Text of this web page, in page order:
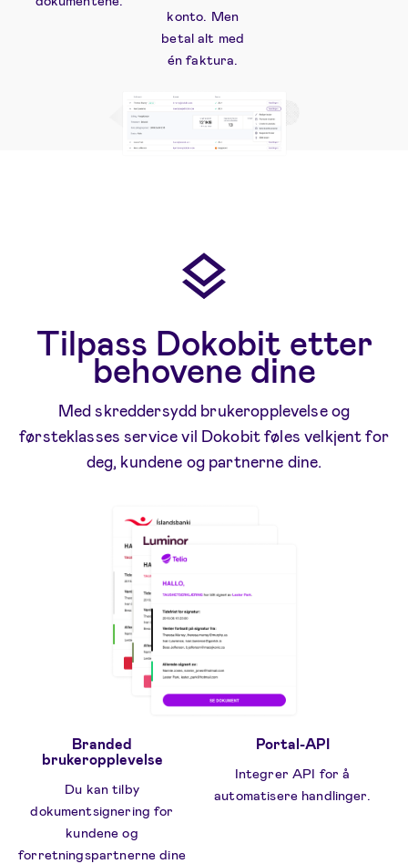
konto. Men
betal alt med
én faktura.
Tilpass Dokobit etter
behovene dine
Med skreddersydd brukeropplevelse og
førsteklasses service vil Dokobit føles velkjent for
deg, kundene og partnerne dine.
Branded
brukeropplevelse
Du kan tilby
dokumentsignering for
kundene og
forretningspartnerne dine
Portal-API
Integrer API for å
automatisere handlinger.